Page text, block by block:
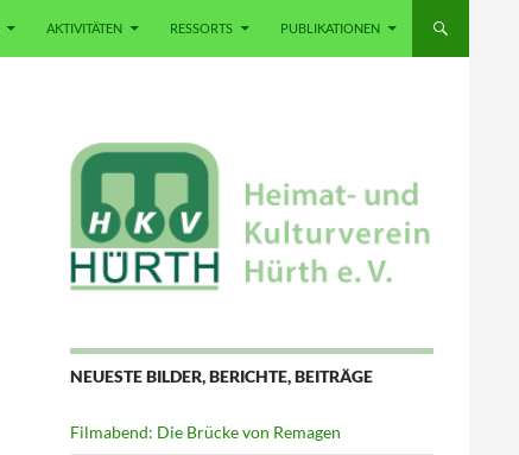
AKTIVITÄTEN RESSORTS PUBLIKATIONEN
NEUESTE BILDER, BERICHTE, BEITRÄGE
Filmabend: Die Brücke von Remagen